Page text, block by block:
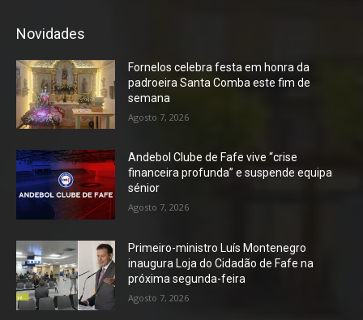
Novidades
Fornelos celebra festa em honra da
padroeira Santa Comba este fim de
semana
Agosto 7, 2026
Andebol Clube de Fafe vive “crise
financeira profunda” e suspende equipa
sénior
Agosto 7, 2026
Primeiro-ministro Luís Montenegro
inaugura Loja do Cidadão de Fafe na
próxima segunda-feira
Agosto 7, 2026